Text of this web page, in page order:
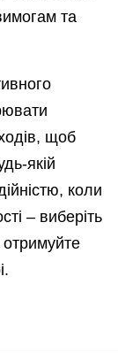
та
щоб
якій
коли
– виберіть
отримуйте